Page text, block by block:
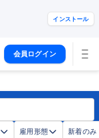
インストール
会員ログイン
雇用形態 新着のみ